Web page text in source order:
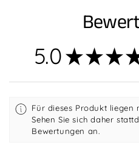
5.0★★★
Für dieses Produkt liegen
Sehen Sie sich daher
Bewertungen an.